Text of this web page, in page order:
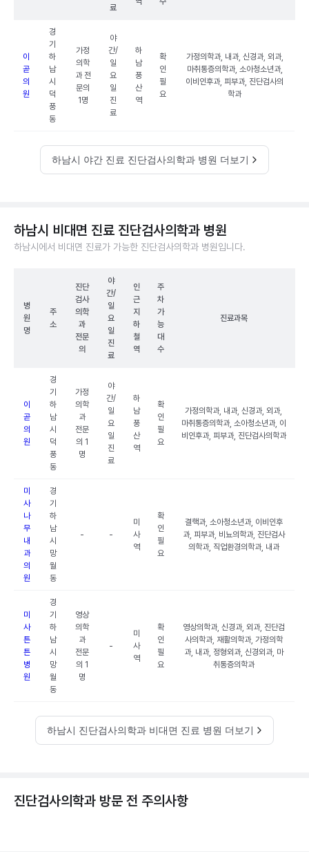
료
이
곧
의
원
경
기
하
남
시
덕
풍
동
가정
의학
과 전
문의
1명
야
간/
일
요
일
진
료
하
남
풍
산
역
확
인
필
요
가정의학과, 내과, 신경과, 외과,
마취통증의학과, 소아청소년과,
이비인후과, 피부과, 진단검사의
학과
하남시 야간 진료 진단검사의학과 병원 더보기
하남시 비대면 진료 진단검사의학과 병원
하남시에서 비대면 진료가 가능한 진단검사의학과 병원입니다.
병
원
명
주
소
진단
검사
의학
과
전문
의
야
간/
일
요
일
진
료
인
근
지
하
철
역
주
차
가
능
대
수
진료과목
이
곧
의
원
경
기
하
남
시
덕
풍
동
가정
의학
과
전문
의 1
명
야
간/
일
요
일
진
료
하
남
풍
산
역
확
인
필
요
가정의학과, 내과, 신경과, 외과,
마취통증의학과, 소아청소년과, 이
비인후과, 피부과, 진단검사의학과
미
사
나
무
내
과
의
원
경
기
하
남
시
망
월
동
- -
미
사
역
확
인
필
요
결핵과, 소아청소년과, 이비인후
과, 피부과, 비뇨의학과, 진단검사
의학과, 직업환경의학과, 내과
미
사
튼
튼
병
원
경
기
하
남
시
망
월
동
영상
의학
과
전문
의 1
명
-
미
사
역
확
인
필
요
영상의학과, 신경과, 외과, 진단검
사의학과, 재활의학과, 가정의학
과, 내과, 정형외과, 신경외과, 마
취통증의학과
하남시 진단검사의학과 비대면 진료 병원 더보기
진단검사의학과 방문 전 주의사항